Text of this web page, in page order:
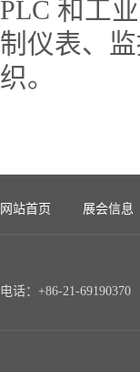
PLC 和工
制仪表、
织。
网站首页 展会信息
电话：+86-21-